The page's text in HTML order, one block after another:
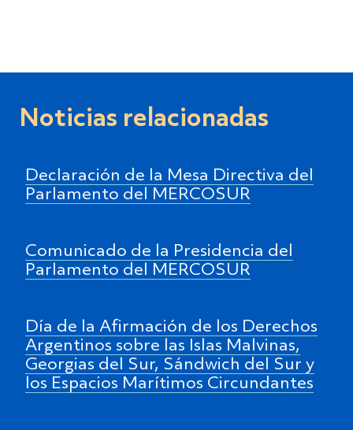
Noticias relacionadas
Declaración de la Mesa Directiva del
Parlamento del MERCOSUR
Comunicado de la Presidencia del
Parlamento del MERCOSUR
Día de la Afirmación de los Derechos
Argentinos sobre las Islas Malvinas,
Georgias del Sur, Sándwich del Sur y
los Espacios Marítimos Circundantes